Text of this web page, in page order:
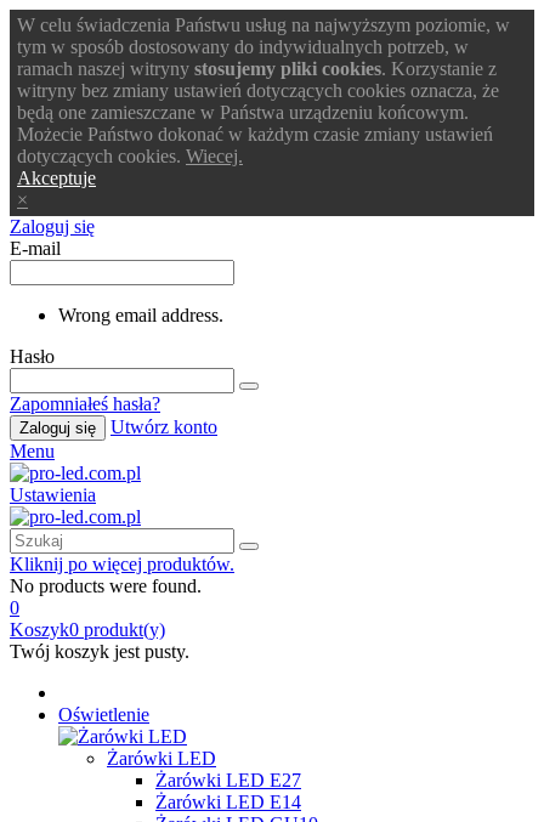
W celu świadczenia Państwu usług na najwyższym poziomie, w
tym w sposób dostosowany do indywidualnych potrzeb, w
ramach naszej witryny stosujemy pliki cookies. Korzystanie z
witryny bez zmiany ustawień dotyczących cookies oznacza, że
będą one zamieszczane w Państwa urządzeniu końcowym.
Możecie Państwo dokonać w każdym czasie zmiany ustawień
dotyczących cookies. Wiecej.
Akceptuje
×
Zaloguj się
E-mail
Wrong email address.
Hasło
Zapomniałeś hasła?
Zaloguj się
Utwórz konto
Menu
Ustawienia
Kliknij po więcej produktów.
No products were found.
0
Koszyk0 produkt(y)
Twój koszyk jest pusty.
Oświetlenie
Żarówki LED
Żarówki LED E27
Żarówki LED E14